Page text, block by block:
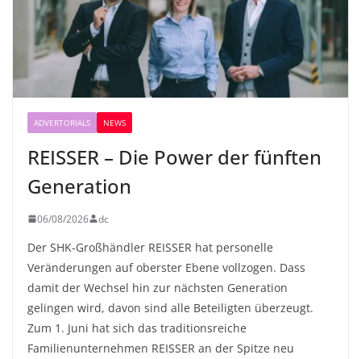
ADVERTORIALS NEWS
REISSER – Die Power der fünften
Generation
06/08/2026 dc
Der SHK-Großhändler REISSER hat personelle
Veränderungen auf oberster Ebene vollzogen. Dass
damit der Wechsel hin zur nächsten Generation
gelingen wird, davon sind alle Beteiligten überzeugt.
Zum 1. Juni hat sich das traditionsreiche
Familienunternehmen REISSER an der Spitze neu